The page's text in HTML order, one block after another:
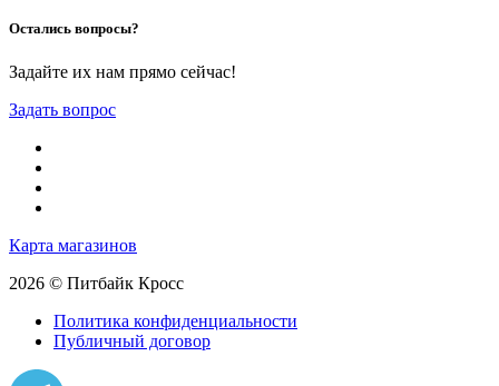
Остались вопросы?
Задайте их нам прямо сейчас!
Задать вопрос
Карта магазинов
2026 © Питбайк Кросс
Политика конфиденциальности
Публичный договор